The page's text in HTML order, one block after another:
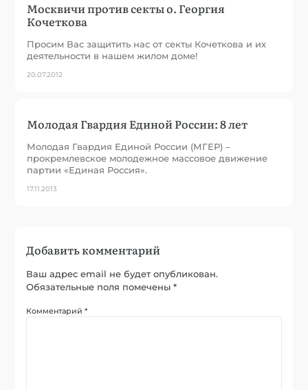
Москвичи против секты о. Георгия
Кочеткова
Просим Вас защитить нас от секты Кочеткова и их
деятельности в нашем жилом доме!
20.07.2012
Молодая Гвардия Единой России: 8 лет
Молодая Гвардия Единой России (МГЕР) –
прокремлевское молодежное массовое движение
партии «Единая Россия».
17.11.2013
Добавить комментарий
Ваш адрес email не будет опубликован.
Обязательные поля помечены*
Комментарий*